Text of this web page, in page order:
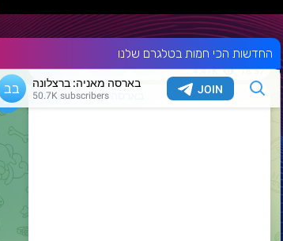
החדשות הכי חמות בטלגרם שלנו